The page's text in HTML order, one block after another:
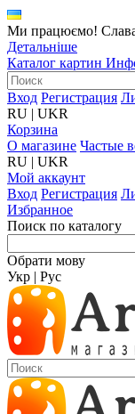
Ми працюємо! Слава
Детальніше
Каталог картин
Вход Регистрация
RU | UKR
Корзина
О магазине Частые
RU | UKR
Мой аккаунт
Вход Регистрация
Избранное
Поиск по каталогу
Обрати мову
Укр | Рус